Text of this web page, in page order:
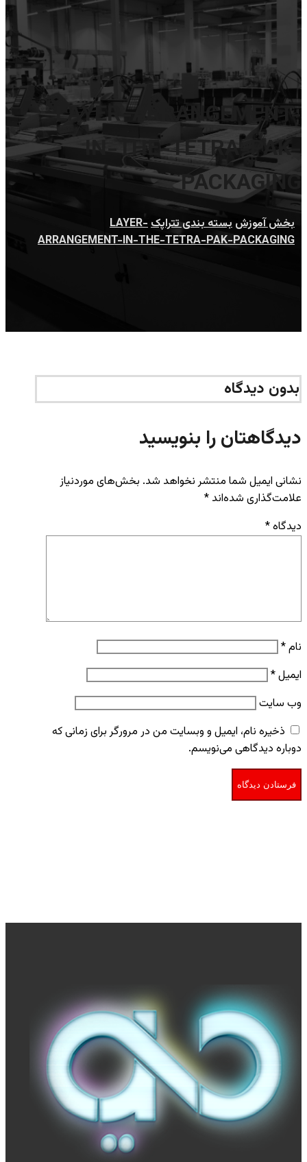
LAYER-ARRANGEMENT-
IN-THE-TETRA-PAK-
PACKAGING
بخش آموزش بسته بندی تتراپکLAYER-
ARRANGEMENT-IN-THE-TETRA-PAK-PACKAGING
بدون دیدگاه
دیدگاهتان را بنویسید
نشانی ایمیل شما منتشر نخواهد شد. بخش‌های موردنیاز
علامت‌گذاری شده‌اند *
دیدگاه*
نام*
ایمیل*
وب‌ سایت
ذخیره نام، ایمیل و وبسایت من در مرورگر برای زمانی که
دوباره دیدگاهی می‌نویسم.